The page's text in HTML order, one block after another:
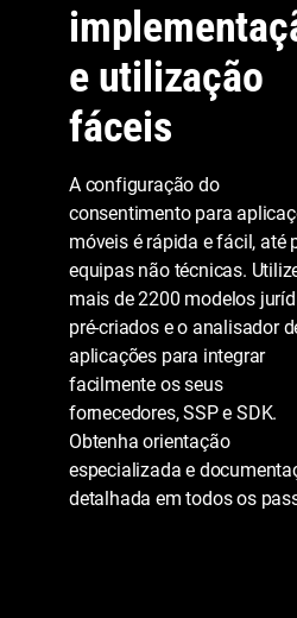
e utilização
fáceis
A configuração do
consentimento para
móveis é rápida e fácil, até
equipas não técnicas.
mais de 2200 modelos
pré-criados e o analisador
aplicações para integrar
facilmente os seus
fornecedores, SSP e SDK.
Obtenha orientação
especializada e
detalhada em todos os